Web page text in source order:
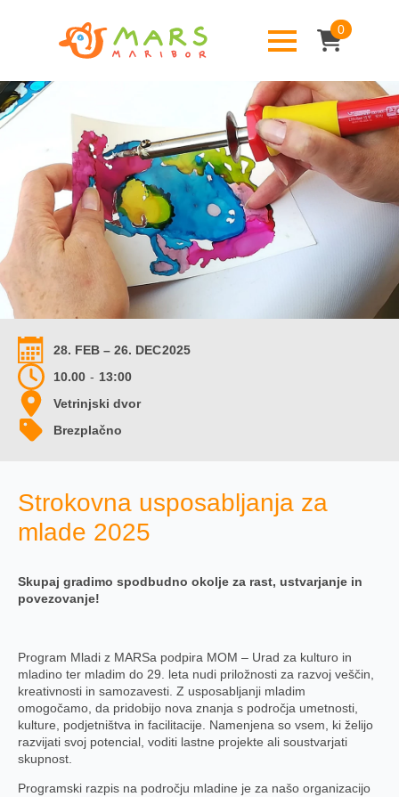
0
28. FEB – 26. DEC2025
10.00 - 13:00
Vetrinjski dvor
Brezplačno
Strokovna usposabljanja za
mlade 2025
Skupaj gradimo spodbudno okolje za rast, ustvarjanje in
povezovanje!
Program Mladi z MARSa podpira MOM – Urad za kulturo in
mladino ter mladim do 29. leta nudi priložnosti za razvoj veščin,
kreativnosti in samozavesti. Z usposabljanji mladim
omogočamo, da pridobijo nova znanja s področja umetnosti,
kulture, podjetništva in facilitacije. Namenjena so vsem, ki želijo
razvijati svoj potencial, voditi lastne projekte ali soustvarjati
skupnost.
Programski razpis na področju mladine je za našo organizacijo